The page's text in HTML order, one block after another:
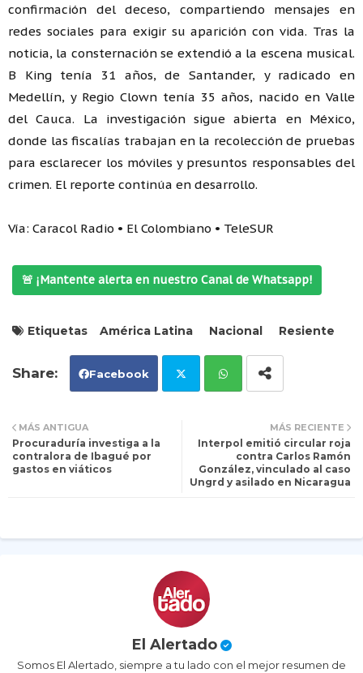
confirmación del deceso, compartiendo mensajes en
redes sociales para exigir su aparición con vida. Tras la
noticia, la consternación se extendió a la escena musical.
B King tenía 31 años, de Santander, y radicado en
Medellín, y Regio Clown tenía 35 años, nacido en Valle
del Cauca. La investigación sigue abierta en México,
donde las fiscalías trabajan en la recolección de pruebas
para esclarecer los móviles y presuntos responsables del
crimen. El reporte continúa en desarrollo.
Vía: Caracol Radio • El Colombiano • TeleSUR
🚨 ¡Mantente alerta en nuestro Canal de Whatsapp!
Etiquetas América Latina Nacional Resiente
Facebook
ats
ap
MÁS RECIENTE
Interpol emitió circular roja
contra Carlos Ramón
González, vinculado al caso
Ungrd y asilado en Nicaragua
MÁS ANTIGUA
Procuraduría investiga a la
contralora de Ibagué por
gastos en viáticos
El Alertado
Somos El Alertado, siempre a tu lado con el mejor resumen de